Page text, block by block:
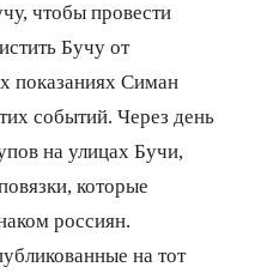
чтобы провести
Бучу от
показаниях Симан
событий. Через день
на улицах Бучи,
которые
россиян.
на тот